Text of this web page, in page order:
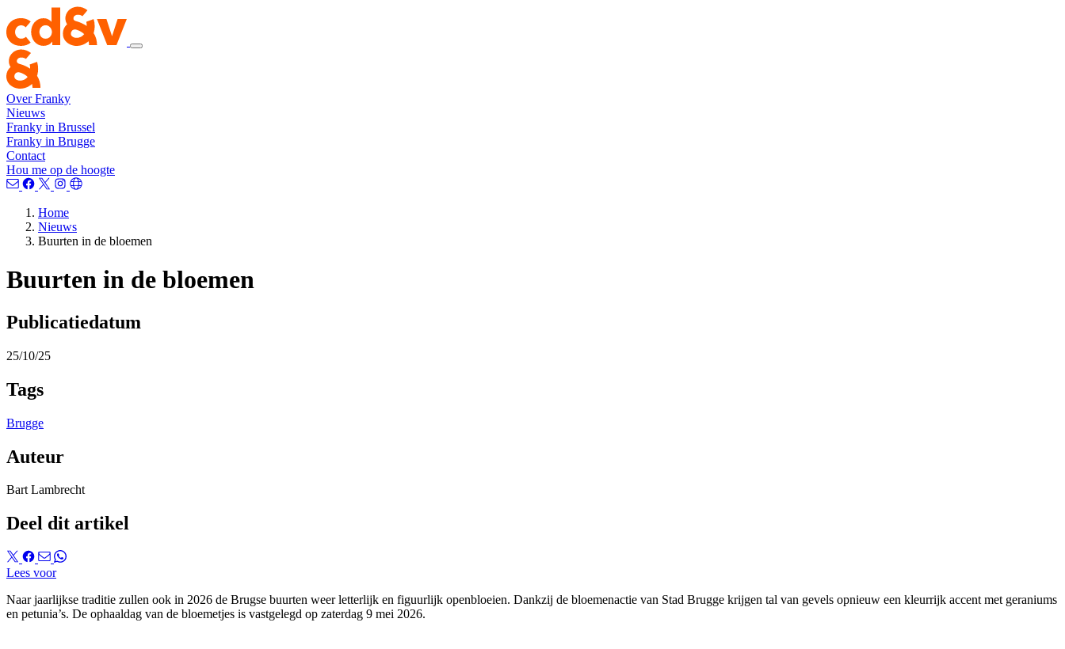
Over Franky
Nieuws
Franky in Brussel
Franky in Brugge
Contact
Hou me op de hoogte
Home
Nieuws
Buurten in de bloemen
Buurten in de bloemen
Publicatiedatum
25/10/25
Tags
Brugge
Auteur
Bart Lambrecht
Deel dit artikel
Lees voor
Naar jaarlijkse traditie zullen ook in 2026 de Brugse buurten weer letterlijk en figuurlijk openbloeien. Dankzij de bloemenactie van Stad Brugge krijgen tal van gevels opnieuw een kleurrijk accent met geraniums
en petunia’s. De ophaaldag van de bloemetjes is vastgelegd op zaterdag 9 mei 2026.